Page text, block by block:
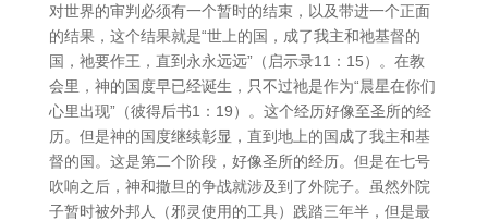
对世界的审判必须有一个暂时的结束，以及带进一个正面
的结果，这个结果就是“世上的国，成了我主和祂基督的
国，祂要作王，直到永永远远”（启示录11：15）。在教
会里，神的国度早已经诞生，只不过祂是作为“晨星在你们
心里出现”（彼得后书1：19）。这个经历好像至圣所的经
历。但是神的国度继续彰显，直到地上的国成了我主和基
督的国。这是第二个阶段，好像圣所的经历。但是在七号
吹响之后，神和撒旦的争战就涉及到了外院子。虽然外院
子暂时被外邦人（邪灵使用的工具）践踏三年半，但是最